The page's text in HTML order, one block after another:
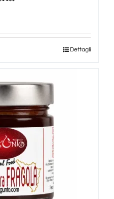
Dettagli